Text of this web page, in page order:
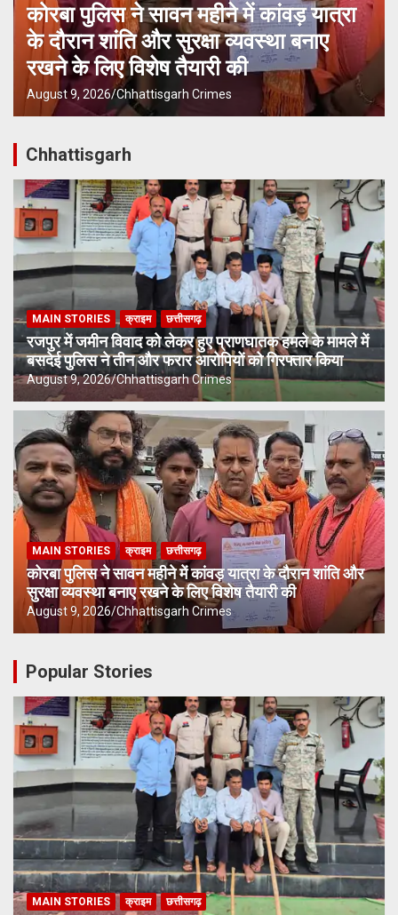
कोरबा पुलिस ने सावन महीने में कांवड़ यात्रा
के दौरान शांति और सुरक्षा व्यवस्था बनाए
रखने के लिए विशेष तैयारी की
August 9, 2026 Chhattisgarh Crimes
Chhattisgarh
MAIN STORIES क्राइम छत्तीसगढ़
रजपुर में जमीन विवाद को लेकर हुए प्राणघातक हमले के मामले में
बसदेई पुलिस ने तीन और फरार आरोपियों को गिरफ्तार किया
August 9, 2026 Chhattisgarh Crimes
MAIN STORIES क्राइम छत्तीसगढ़
कोरबा पुलिस ने सावन महीने में कांवड़ यात्रा के दौरान शांति और
सुरक्षा व्यवस्था बनाए रखने के लिए विशेष तैयारी की
August 9, 2026 Chhattisgarh Crimes
Popular Stories
MAIN STORIES क्राइम छत्तीसगढ़